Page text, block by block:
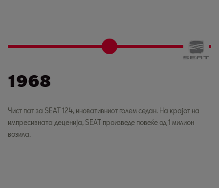
1968
Чист пат за SEAT 124, иновативниот голем седан. На крајот на
импресивната деценија, SEAT произведе повеќе од 1 милион
возила.